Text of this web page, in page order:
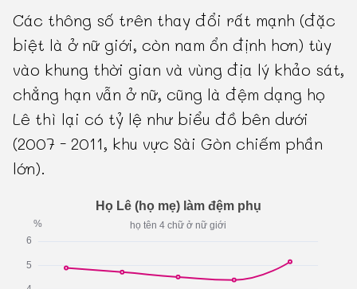
Các thông số trên thay đổi rất mạnh (đặc
biệt là ở nữ giới, còn nam ổn định hơn) tùy
vào khung thời gian và vùng địa lý khảo sát,
chẳng hạn vẫn ở nữ, cũng là đệm dạng họ
Lê thì lại có tỷ lệ như biểu đồ bên dưới
(2007 - 2011, khu vực Sài Gòn chiếm phần
lớn).